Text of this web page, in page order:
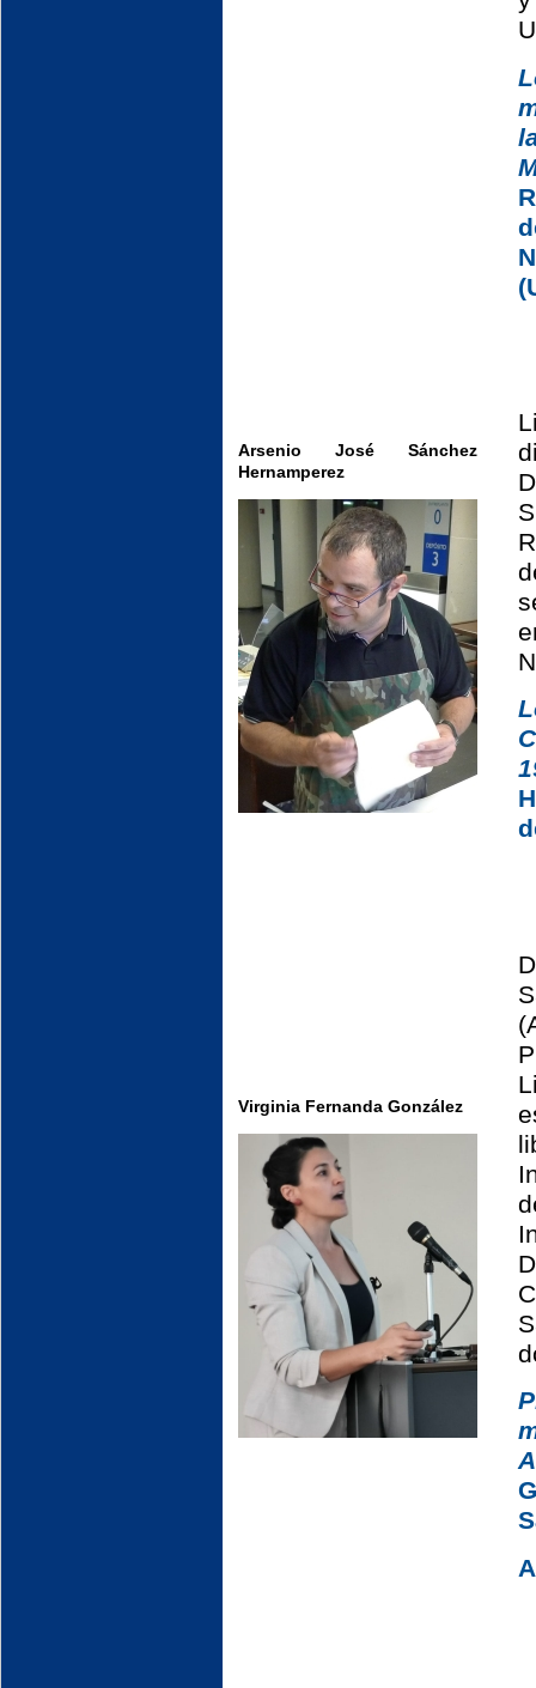
Arsenio José Sánchez
Hernamperez
Virginia Fernanda González